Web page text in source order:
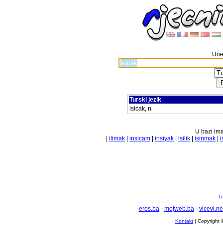
Turski jezik
isicak, n
U bazi
ilimak insicam insiyak isilik isinmak
eros.ba- mojweb.ba-
Kontakt | Copyright